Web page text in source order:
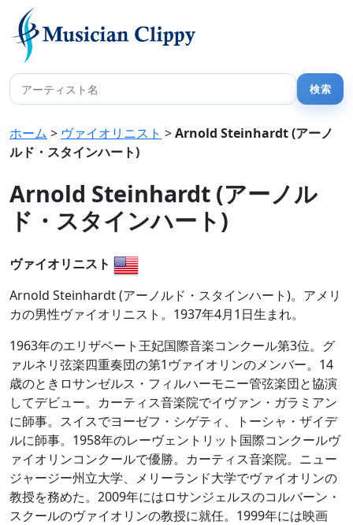
ホーム > ヴァイオリニスト >Arnold Steinhardt (アーノ
ルド・スタインハート)
Arnold Steinhardt (アーノル
ド・スタインハート)
ヴァイオリニスト
Arnold Steinhardt (アーノルド・スタインハート)。アメリ
カの男性ヴァイオリニスト。1937年4月1日生まれ。
1963年のエリザベート王妃国際音楽コンクール第3位。グ
ァルネリ弦楽四重奏団の第1ヴァイオリンのメンバー。14
歳のときロサンゼルス・フィルハーモニー管弦楽団と協演
してデビュー。カーティス音楽院でイヴァン・ガラミアン
に師事。スイスでヨーゼフ・シゲティ、トーシャ・ザイデ
ルに師事。1958年のレーヴェントリット国際コンクールヴ
ァイオリンコンクールで優勝。カーティス音楽院。ニュー
ジャージー州立大学、メリーランド大学でヴァイオリンの
教授を務めた。2009年にはロサンジェルスのコルバーン・
スクールのヴァイオリンの教授に就任。1999年には映画